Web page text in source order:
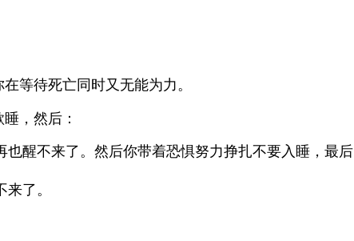
等待死亡同时又无能为力。
，然后：
也醒不来了。然后你带着恐惧努力挣扎不要入睡，最后
了。